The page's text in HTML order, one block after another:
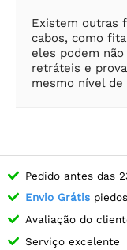
Existem outras
cabos, como
eles podem
retráteis e
mesmo nível
Pedido antes das
Envio Grátis
Avaliação do
Serviço excelente